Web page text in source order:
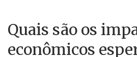
Quais são os
econômicos